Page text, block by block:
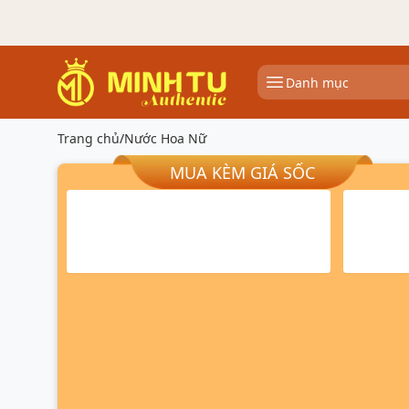
Danh mục
Trang chủ/Nước Hoa Nữ
MUA KÈM GIÁ SỐC